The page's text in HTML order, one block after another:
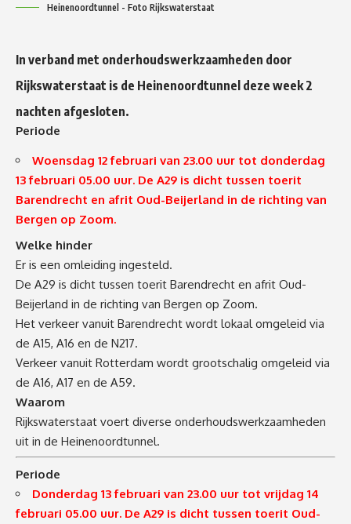
Heinenoordtunnel - Foto Rijkswaterstaat
In verband met onderhoudswerkzaamheden door
Rijkswaterstaat is de Heinenoordtunnel deze week 2
nachten afgesloten.
Periode
Woensdag 12 februari van 23.00 uur tot donderdag
13 februari 05.00 uur. De A29 is dicht tussen toerit
Barendrecht en afrit Oud-Beijerland in de richting van
Bergen op Zoom.
Welke hinder
Er is een omleiding ingesteld.
De A29 is dicht tussen toerit Barendrecht en afrit Oud-
Beijerland in de richting van Bergen op Zoom.
Het verkeer vanuit Barendrecht wordt lokaal omgeleid via
de A15, A16 en de N217.
Verkeer vanuit Rotterdam wordt grootschalig omgeleid via
de A16, A17 en de A59.
Waarom
Rijkswaterstaat voert diverse onderhoudswerkzaamheden
uit in de Heinenoordtunnel.
Periode
Donderdag 13 februari van 23.00 uur tot vrijdag 14
februari 05.00 uur. De A29 is dicht tussen toerit Oud-